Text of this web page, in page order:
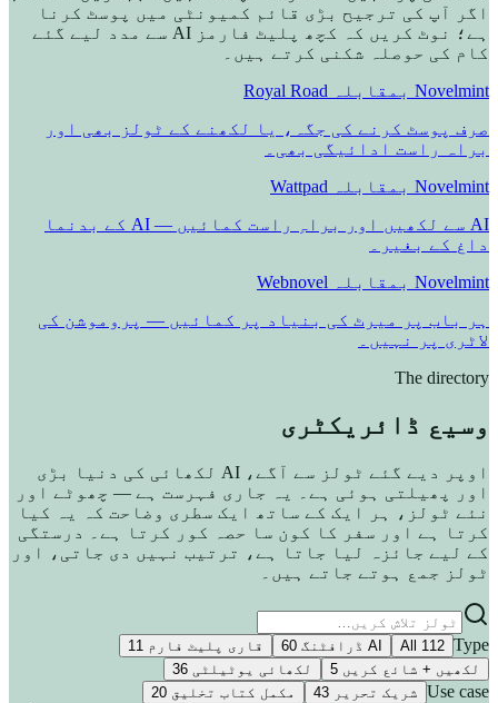
اگر آپ کی ترجیح بڑی قائم کمیونٹی میں پوسٹ کرنا
ہے؛ نوٹ کریں کہ کچھ پلیٹ فارمز AI سے مدد لیے گئے
کام کی حوصلہ شکنی کرتے ہیں۔
Novelmint بمقابلہ Royal Road
صرف پوسٹ کرنے کی جگہ، یا لکھنے کے ٹولز بھی اور
براہ راست ادائیگی بھی۔
Novelmint بمقابلہ Wattpad
AI سے لکھیں اور براہِ راست کمائیں — AI کے بدنما
داغ کے بغیر۔
Novelmint بمقابلہ Webnovel
ہر باب پر میرٹ کی بنیاد پر کمائیں — پروموشن کی
لاٹری پر نہیں۔
The directory
وسیع ڈائریکٹری
اوپر دیے گئے ٹولز سے آگے، AI لکھائی کی دنیا بڑی
اور پھیلتی ہوئی ہے۔ یہ جاری فہرست ہے — چھوٹے اور
نئے ٹولز، ہر ایک کے ساتھ ایک سطری وضاحت کہ یہ کیا
کرتا ہے اور سفر کا کون سا حصہ کور کرتا ہے۔ درستگی
کے لیے جائزہ لیا جاتا ہے، ترتیب نہیں دی جاتی، اور
ٹولز جمع ہوتے جاتے ہیں۔
Type
All 112 AI ڈرافٹنگ 60 قاری پلیٹ فارم 11
لکھیں + شائع کریں 5 لکھائی یوٹیلٹی 36
Use case شریک تحریر 43 مکمل کتاب تخلیق 20